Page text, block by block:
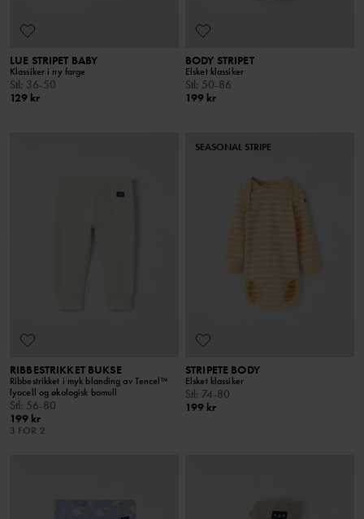
LUE STRIPET BABY
Klassiker i ny farge
Stl: 36-50
129 kr
BODY STRIPET
Elsket klassiker
Stl: 50-86
199 kr
RIBBESTRIKKET BUKSE
Ribbestrikket i myk blanding av Tencel™
lyocell og økologisk bomull
Stl: 56-80
199 kr
3 FOR 2
SEASONAL STRIPE
STRIPETE BODY
Elsket klassiker
Stl: 74-80
199 kr